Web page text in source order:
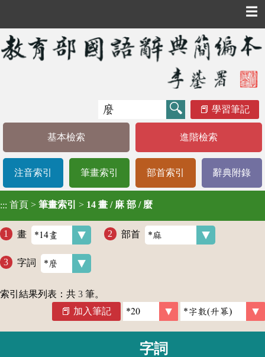
☰
學習筆記
基本檢索 進階檢索
注音索引 筆畫索引 部首索引 辭典附錄
::: 首頁 > 筆畫索引 > 14 畫 / 麻 部 / 麼
畫 部首
字詞
索引結果列表：共 3 筆。
加入筆記
字詞